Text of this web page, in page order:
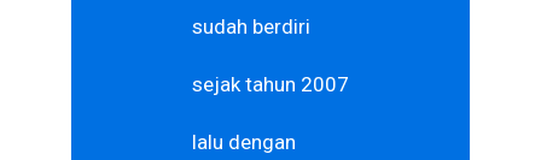
sudah berdiri
sejak tahun 2007
lalu dengan